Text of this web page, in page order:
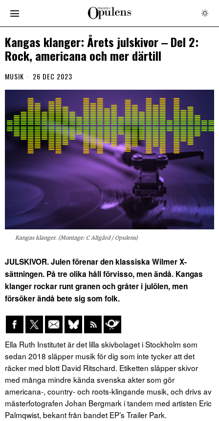
Kangas klanger: Årets julskivor ‒ Del 2:
Rock, americana och mer därtill
MUSIK 26 DEC 2023
Kangas klanger. (Montage: C Altgård / Opulens)
JULSKIVOR. Julen förenar den klassiska Wilmer X-
sättningen. På tre olika håll förvisso, men ändå. Kangas
klanger rockar runt granen och gråter i julölen, men
försöker ändå bete sig som folk.
Ella Ruth Institutet är det lilla skivbolaget i Stockholm som
sedan 2018 släpper musik för dig som inte tycker att det
räcker med blott David Ritschard. Etiketten släpper skivor
med många mindre kända svenska akter som gör
americana-, country- och roots-klingande musik, och drivs av
mästerfotografen Johan Bergmark i tandem med artisten Eric
Palmqwist, bekant från bandet EP’s Trailer Park.